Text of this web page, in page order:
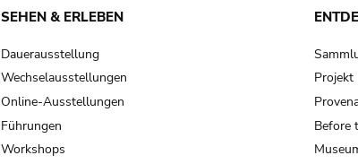
SEHEN & ERLEBEN
Dauerausstellung
Wechselausstellungen
Online-Ausstellungen
Führungen
Workshops
Projekt
Before